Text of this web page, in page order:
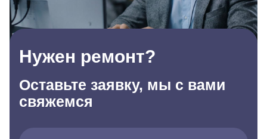
Нужен ремонт?
Оставьте заявку, мы с вами
свяжемся